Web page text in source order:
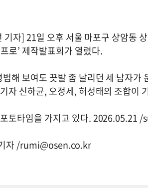
기자] 21일 오후 서울 마포구 상암동
로’ 제작발표회가 열렸다.
해 보여도 끗발 좀 날리던 세 남자가
자 신하균, 오정세, 허성태의 조합이
토타임을 가지고 있다. 2026.05.21 /
자 /rumi@osen.co.kr